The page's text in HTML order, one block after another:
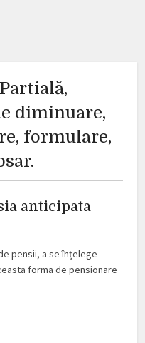
diminuare,
formulare,
anticipata
pensii, a se înțelege
forma de pensionare